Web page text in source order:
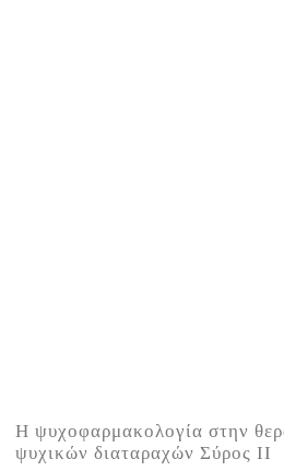
Η ψυχοφαρμακολογία στην
ψυχικών διαταραχών Σύρος ΙΙ